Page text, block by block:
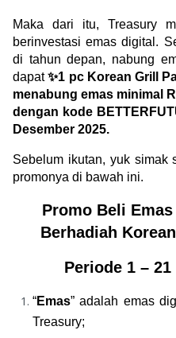
Maka dari itu, Treasury
berinvestasi emas digital.
di tahun depan, nabung
dapat ✨1 pc Korean Grill
menabung emas minimal
dengan kode
Desember 2025.
Sebelum ikutan, yuk simak
promonya di bawah ini.
Promo Beli
Berhadiah
Periode 1 –
“Emas” adalah emas
Treasury;